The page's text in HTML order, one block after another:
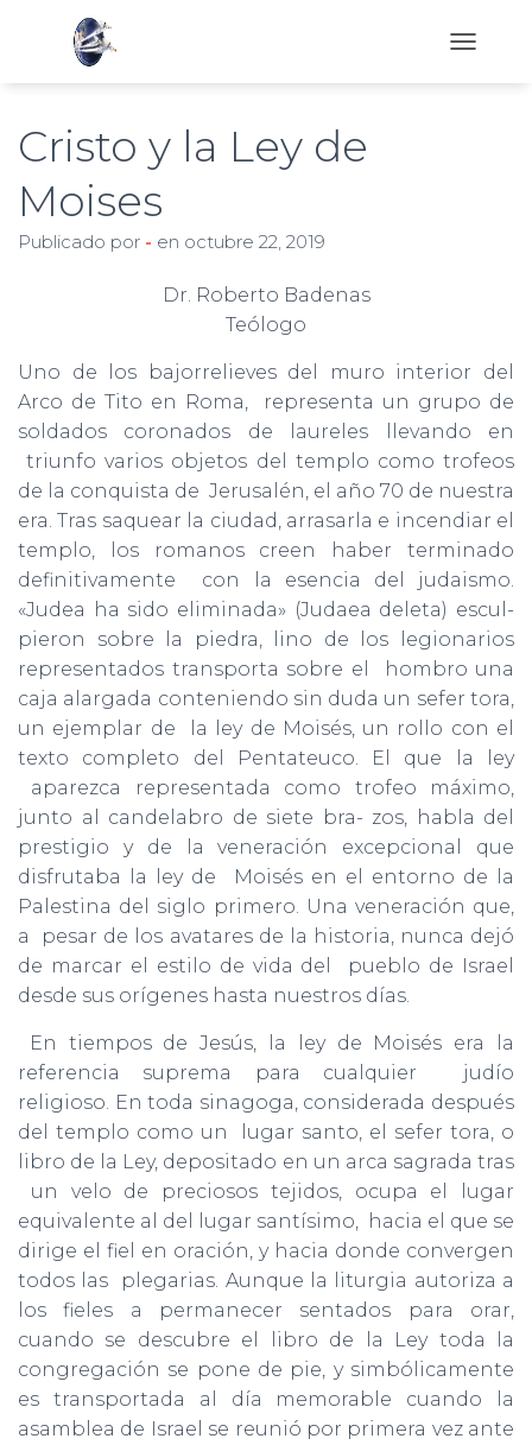
A
V
G
A
C
I
N
Cristo y la Ley de
Moises
Publicado por - en octubre 22, 2019
Dr. Roberto Badenas
Teólogo
Uno de los bajorrelieves del muro interior del
Arco de Tito en Roma, representa un grupo de
soldados coronados de laureles llevando en
triunfo varios objetos del templo como trofeos
de la conquista de Jerusalén, el año 70 de nuestra
era. Tras saquear la ciudad, arrasarla e incendiar el
templo, los romanos creen haber terminado
definitivamente con la esencia del judaismo.
«Judea ha sido eliminada» (Judaea deleta) escul-
pieron sobre la piedra, lino de los legionarios
representados transporta sobre el hombro una
caja alargada conteniendo sin duda un sefer tora,
un ejemplar de la ley de Moisés, un rollo con el
texto completo del Pentateuco. El que la ley
aparezca representada como trofeo máximo,
junto al candelabro de siete bra- zos, habla del
prestigio y de la veneración excepcional que
disfrutaba la ley de Moisés en el entorno de la
Palestina del siglo primero. Una veneración que,
a pesar de los avatares de la historia, nunca dejó
de marcar el estilo de vida del pueblo de Israel
desde sus orígenes hasta nuestros días.
En tiempos de Jesús, la ley de Moisés era la
referencia suprema para cualquier judío
religioso. En toda sinagoga, considerada después
del templo como un lugar santo, el sefer tora, o
libro de la Ley, depositado en un arca sagrada tras
un velo de preciosos tejidos, ocupa el lugar
equivalente al del lugar santísimo, hacia el que se
dirige el fiel en oración, y hacia donde convergen
todos las plegarias. Aunque la liturgia autoriza a
los fieles a permanecer sentados para orar,
cuando se descubre el libro de la Ley toda la
congregación se pone de pie, y simbólicamente
es transportada al día memorable cuando la
asamblea de Israel se reunió por primera vez ante